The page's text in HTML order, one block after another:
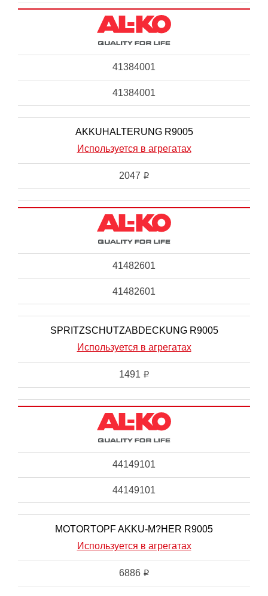
41384001
41384001
AKKUHALTERUNG R9005
Используется в агрегатах
2047 i
41482601
41482601
SPRITZSCHUTZABDECKUNG R9005
Используется в агрегатах
1491 i
44149101
44149101
MOTORTOPF AKKU-M?HER R9005
Используется в агрегатах
6886 i